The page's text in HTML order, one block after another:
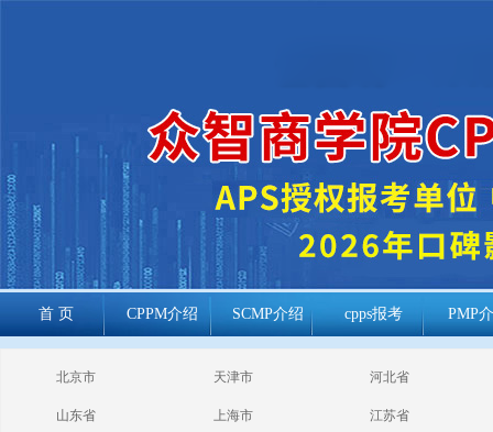
首 页 CPPM介绍 SCMP介绍 cpps报考 PMP
cppm报考常见
问题
北京市 天津市 河北省
山东省 上海市 江苏省